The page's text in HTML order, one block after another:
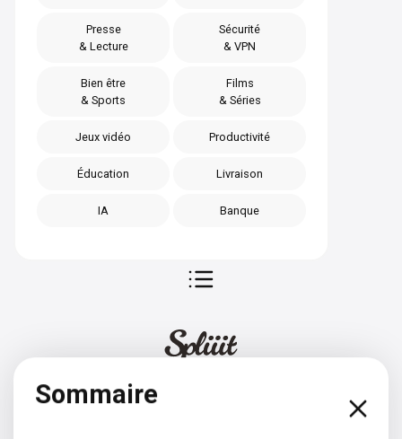
Presse
& Lecture
Sécurité
& VPN
Bien être
& Sports
Films
& Séries
Jeux vidéo Productivité
Éducation Livraison
IA Banque
Sommaire